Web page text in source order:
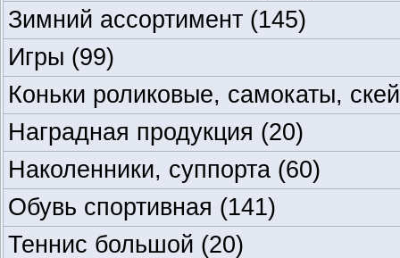
Зимний ассортимент (145)
Игры (99)
Коньки роликовые, самокаты,
Наградная продукция (20)
Наколенники, суппорта (60)
Обувь спортивная (141)
Теннис большой (20)